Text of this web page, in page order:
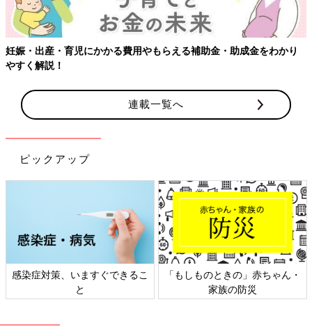
妊娠・出産・育児にかかる費用やもらえる補助金・助成金をわかり
やすく解説！
連載一覧へ
ピックアップ
感染症対策、いますぐできるこ
と
「もしものときの」赤ちゃん・
家族の防災